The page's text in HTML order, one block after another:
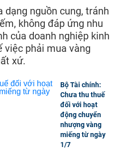
nguồn cung, tránh
không đáp ứng nhu
của doanh nghiệp kinh
việc phải mua vàng
xứ.
Bộ Tài chính:
Chưa thu thuế
đối với hoạt
động chuyển
nhượng vàng
miếng từ ngày
1/7